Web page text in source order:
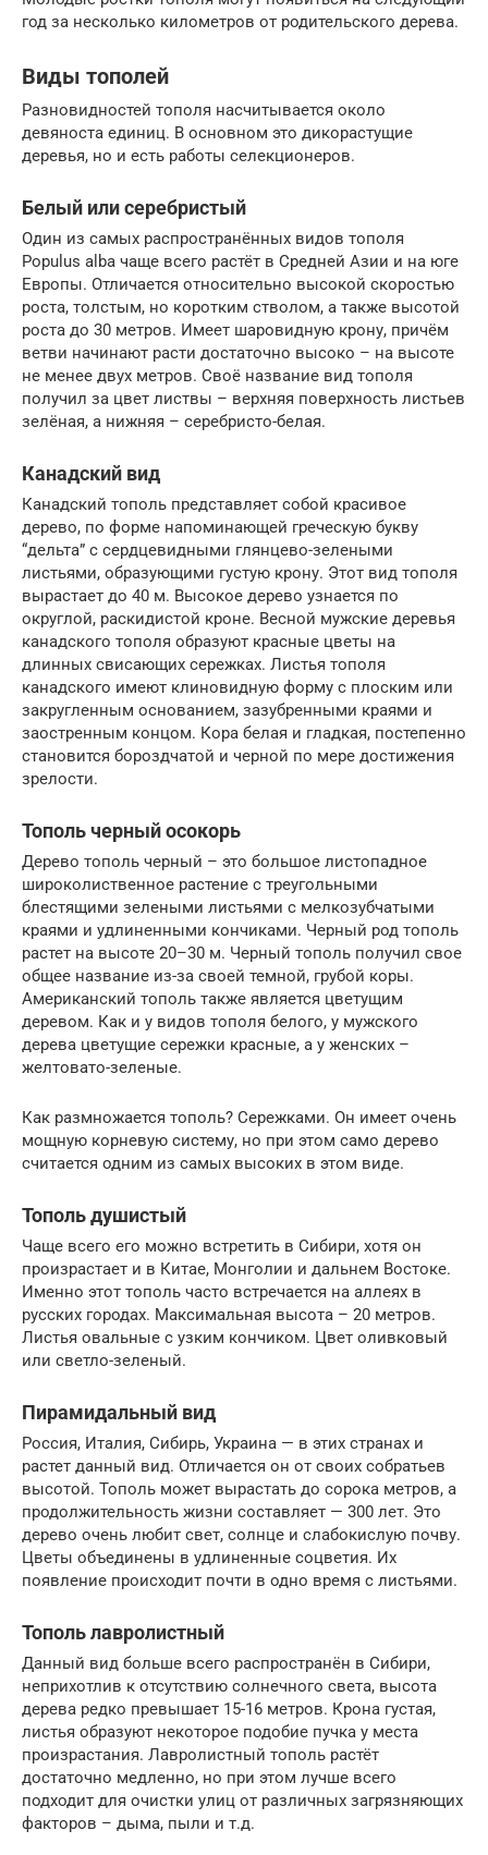
год за несколько километров от родительского дерева.
Виды тополей
Разновидностей тополя насчитывается около
девяноста единиц. В основном это дикорастущие
деревья, но и есть работы селекционеров.
Белый или серебристый
Один из самых распространённых видов тополя
Populus alba чаще всего растёт в Средней Азии и на юге
Европы. Отличается относительно высокой скоростью
роста, толстым, но коротким стволом, а также высотой
роста до 30 метров. Имеет шаровидную крону, причём
ветви начинают расти достаточно высоко – на высоте
не менее двух метров. Своё название вид тополя
получил за цвет листвы – верхняя поверхность листьев
зелёная, а нижняя – серебристо-белая.
Канадский вид
Канадский тополь представляет собой красивое
дерево, по форме напоминающей греческую букву
“дельта” с сердцевидными глянцево-зелеными
листьями, образующими густую крону. Этот вид тополя
вырастает до 40 м. Высокое дерево узнается по
округлой, раскидистой кроне. Весной мужские деревья
канадского тополя образуют красные цветы на
длинных свисающих сережках. Листья тополя
канадского имеют клиновидную форму с плоским или
закругленным основанием, зазубренными краями и
заостренным концом. Кора белая и гладкая, постепенно
становится бороздчатой ​​и черной по мере достижения
зрелости.
Тополь черный осокорь
Дерево тополь черный – это большое листопадное
широколиственное растение с треугольными
блестящими зелеными листьями с мелкозубчатыми
краями и удлиненными кончиками. Черный род тополь
растет на высоте 20–30 м. Черный тополь получил свое
общее название из-за своей темной, грубой коры.
Американский тополь также является цветущим
деревом. Как и у видов тополя белого, у мужского
дерева цветущие сережки красные, а у женских –
желтовато-зеленые.
Как размножается тополь? Сережками. Он имеет очень
мощную корневую систему, но при этом само дерево
считается одним из самых высоких в этом виде.
Тополь душистый
Чаще всего его можно встретить в Сибири, хотя он
произрастает и в Китае, Монголии и дальнем Востоке.
Именно этот тополь часто встречается на аллеях в
русских городах. Максимальная высота – 20 метров.
Листья овальные с узким кончиком. Цвет оливковый
или светло-зеленый.
Пирамидальный вид
Россия, Италия, Сибирь, Украина — в этих странах и
растет данный вид. Отличается он от своих собратьев
высотой. Тополь может вырастать до сорока метров, а
продолжительность жизни составляет — 300 лет. Это
дерево очень любит свет, солнце и слабокислую почву.
Цветы объединены в удлиненные соцветия. Их
появление происходит почти в одно время с листьями.
Тополь лавролистный
Данный вид больше всего распространён в Сибири,
неприхотлив к отсутствию солнечного света, высота
дерева редко превышает 15-16 метров. Крона густая,
листья образуют некоторое подобие пучка у места
произрастания. Лавролистный тополь растёт
достаточно медленно, но при этом лучше всего
подходит для очистки улиц от различных загрязняющих
факторов – дыма, пыли и т.д.